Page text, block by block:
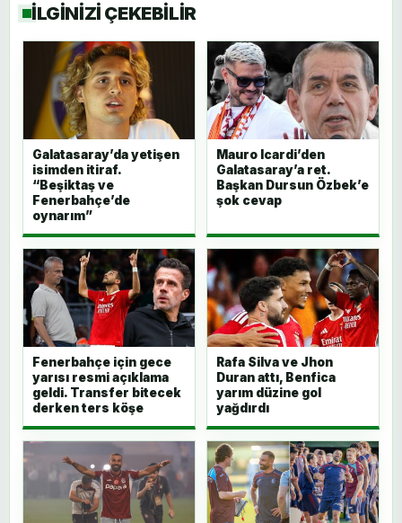
İLGİNİZİ ÇEKEBİLİR
Galatasaray’da yetişen
isimden itiraf.
“Beşiktaş ve
Fenerbahçe’de
oynarım”
Mauro Icardi’den
Galatasaray’a ret.
Başkan Dursun Özbek’e
şok cevap
Fenerbahçe için gece
yarısı resmi açıklama
geldi. Transfer bitecek
derken ters köşe
Rafa Silva ve Jhon
Duran attı, Benfica
yarım düzine gol
yağdırdı